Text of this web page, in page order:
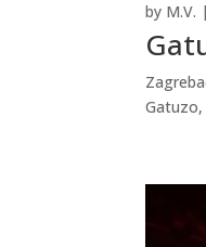
by M.V.
Gatuzo,